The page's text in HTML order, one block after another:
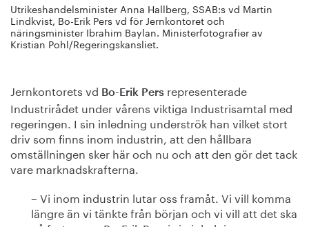
Utrikeshandelsminister Anna Hallberg, SSAB:s vd Martin
Lindkvist, Bo-Erik Pers vd för Jernkontoret och
näringsminister Ibrahim Baylan. Ministerfotografier av
Kristian Pohl/Regeringskansliet.
Jernkontorets vd Bo-Erik Pers representerade
Industrirådet under vårens viktiga Industrisamtal med
regeringen. I sin inledning underströk han vilket stort
driv som finns inom industrin, att den hållbara
omställningen sker här och nu och att den gör det tack
vare marknadskrafterna.
– Vi inom industrin lutar oss framåt. Vi vill komma
längre än vi tänkte från början och vi vill att det ska